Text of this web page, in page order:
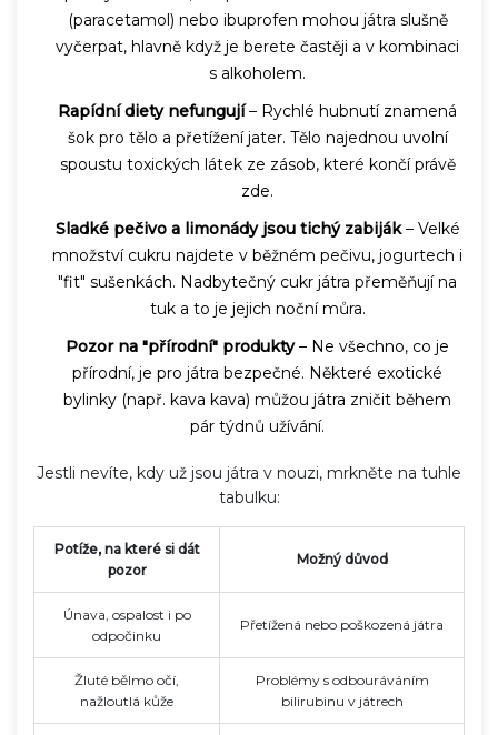
(paracetamol) nebo ibuprofen mohou játra slušně
vyčerpat, hlavně když je berete častěji a v kombinaci
s alkoholem.
Rapídní diety nefungují– Rychlé hubnutí znamená
šok pro tělo a přetížení jater. Tělo najednou uvolní
spoustu toxických látek ze zásob, které končí právě
zde.
Sladké pečivo a limonády jsou tichý zabiják– Velké
množství cukru najdete v běžném pečivu, jogurtech i
"fit" sušenkách. Nadbytečný cukr játra přeměňují na
tuk a to je jejich noční můra.
Pozor na "přírodní" produkty– Ne všechno, co je
přírodní, je pro játra bezpečné. Některé exotické
bylinky (např. kava kava) můžou játra zničit během
pár týdnů užívání.
Jestli nevíte, kdy už jsou játra v nouzi, mrkněte na tuhle
tabulku:
Potíže, na které si dát
pozor
Možný důvod
Únava, ospalost i po
odpočinku
Přetížená nebo poškozená játra
Žluté bělmo očí,
nažloutlá kůže
Problémy s odbouráváním
bilirubinu v játrech